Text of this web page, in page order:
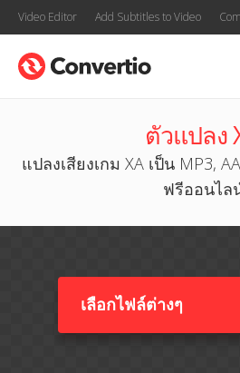
Video Editor Add Subtitles to Video
ตัวแปลง
แปลงเสียงเกม XA เป็น MP3,
ฟรีออนไล
เลือกไฟล์ต่างๆ​